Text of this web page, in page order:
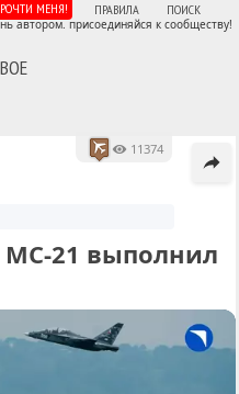
МЕНЯ! ПРАВИЛА ПОИСК
автором. присоединяйся к сообществу!
11374
21 выполнил